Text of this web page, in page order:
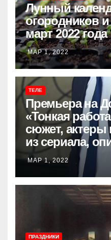
Лунный
огородников
март 2022 года
МАР 1, 2022
ТЕЛЕ
Премьера на
«Тонкая
сюжет,
из сериала,
МАР 1, 2022
ПРАЗДНИКИ